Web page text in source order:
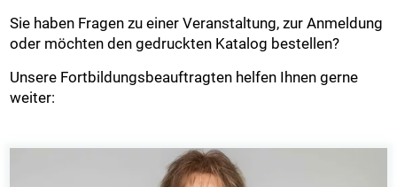
Sie haben Fragen zu einer Veranstaltung, zur Anmeldung
oder möchten den gedruckten Katalog bestellen?
Unsere Fortbildungsbeauftragten helfen Ihnen gerne
weiter: